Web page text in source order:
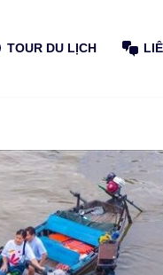
TOUR DU LỊCH